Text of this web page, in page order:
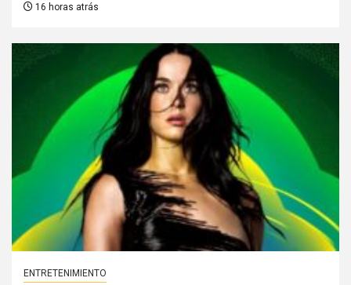
16 horas atrás
ENTRETENIMIENTO